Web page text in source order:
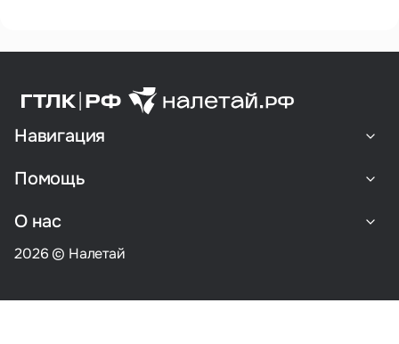
Навигация
Помощь
О нас
2026 © Налетай